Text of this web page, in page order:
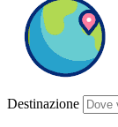
Destinazione